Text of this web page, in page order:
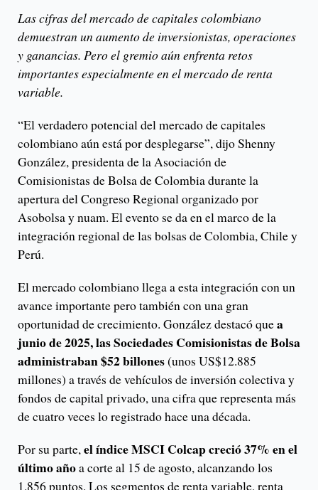
Las cifras del mercado de capitales colombiano
demuestran un aumento de inversionistas, operaciones
y ganancias. Pero el gremio aún enfrenta retos
importantes especialmente en el mercado de renta
variable.
“El verdadero potencial del mercado de capitales
colombiano aún está por desplegarse”, dijo Shenny
González, presidenta de la Asociación de
Comisionistas de Bolsa de Colombia durante la
apertura del Congreso Regional organizado por
Asobolsa y nuam. El evento se da en el marco de la
integración regional de las bolsas de Colombia, Chile y
Perú.
El mercado colombiano llega a esta integración con un
avance importante pero también con una gran
oportunidad de crecimiento. González destacó quea
junio de 2025, las Sociedades Comisionistas de Bolsa
administraban $52 billones(unos US$12.885
millones) a través de vehículos de inversión colectiva y
fondos de capital privado, una cifra que representa más
de cuatro veces lo registrado hace una década.
Por su parte,el índice MSCI Colcap creció 37% en el
último añoa corte al 15 de agosto, alcanzando los
1.856 puntos. Los segmentos de renta variable, renta